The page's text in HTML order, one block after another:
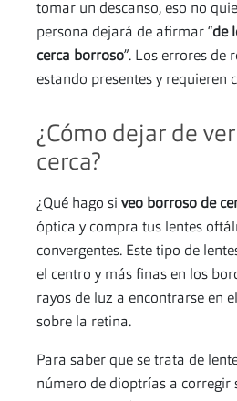
tomar un descanso, eso no
persona dejará de afirmar “de
cerca borroso”. Los errores de
estando presentes y requieren
¿Cómo dejar de
cerca?
¿Qué hago si veo borroso de
óptica y compra tus lentes
convergentes. Este tipo de
el centro y más finas en los
rayos de luz a encontrarse en
sobre la retina.
Para saber que se trata de
número de dioptrías a corregir